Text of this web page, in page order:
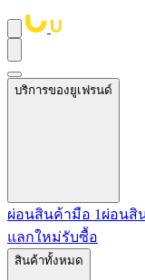
บริการของยูเฟรนด์
ผ่อนสินค้ามือ 1 ผ่อนสิ
แลกใหม่รับซื้อ
สินค้าทั้งหมด